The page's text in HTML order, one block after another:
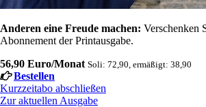
Anderen eine Freude machen: Verschenken
Abonnement der Printausgabe.
56,90 Euro/Monat Soli: 72,90, ermäßigt: 38,90
Bestellen
Kurzzeitabo abschließen
Zur aktuellen Ausgabe